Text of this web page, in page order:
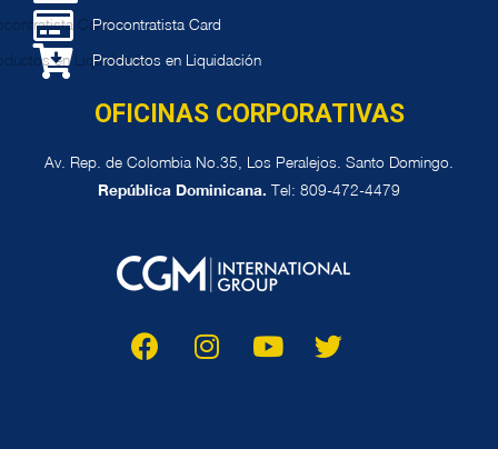
Procontratista Card
Productos en Liquidación
OFICINAS CORPORATIVAS
Av. Rep. de Colombia No.35, Los Peralejos. Santo Domingo.
República Dominicana. Tel: 809-472-4479